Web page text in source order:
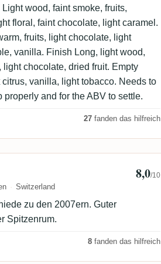
wood, faint smoke, fruits,
floral, faint chocolate, light caramel.
fruits, light chocolate, light
vanilla. Finish Long, light wood,
chocolate, dried fruit. Empty
vanilla, light tobacco. Needs to
and for the ABV to settle.
27 fanden das hilfreich
Switzerland
8,0/10
zu den 2007ern. Guter
Spitzenrum.
8 fanden das hilfreich